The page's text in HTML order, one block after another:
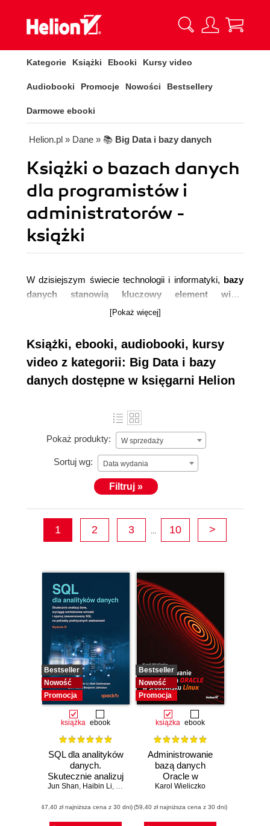
Kategorie Książki Ebooki Kursy video
Audiobooki Promocje Nowości Bestsellery
Darmowe ebooki
Helion.pl » Dane » 📚 Big Data i bazy danych
Książki o bazach danych
dla programistów i
administratorów -
książki
W dzisiejszym świecie technologii i informatyki, bazy
danych stanowią kluczowy element wielu
systemów i aplikacji.W Helion rozumiemy potrzebę
poświęconej tematyce baz danych.
[Pokaż więcej]
Książki, ebooki, audiobooki, kursy
video z kategorii: Big Data i bazy
danych dostępne w księgarni Helion
Pokaż produkty: W sprzedaży
Sortuj wg: Data wydania
Filtruj »
1 2 3 ... 10 >
Bestseller
Nowość
Promocja
książka ebook
SQL dla analityków
danych.
Skutecznie analizuj
dane, wyciągaj
wnioski i opanuj
zaawansowany
Jun Shan, Haibin Li, Matt Goldwasser, Upom Malik
(47,40 zł najniższa cena z 30 dni)
Bestseller
Nowość
Promocja
książka ebook
Administrowanie
bazą danych
Oracle w
środowisku Linux
Karol Wieliczko
(59,40 zł najniższa cena z 30 dni)